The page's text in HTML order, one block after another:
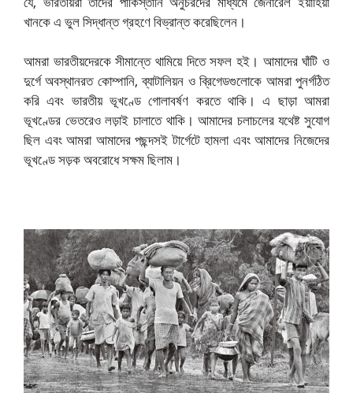
খানকে এ ভুল সিদ্ধান্ত গ্রহণে বিভ্রান্ত করেছিলেন।
আমরা ভারতীয়দেরকে সীমান্তে থামিয়ে দিতে সফল হই। আমাদের ঘাঁটি ও
দুর্গে অবস্থানরত কোম্পানি, ব্যাটালিয়ন ও ব্রিগেডগুলোকে আমরা পুনর্গঠিত
করি এবং ভারতীয় ভূখণ্ডে গোলাবর্ষণ করতে থাকি। এ ছাড়া আমরা
ভূখণ্ডের ভেতরেও লড়াই চালাতে থাকি। আমাদের চলাচলের যথেষ্ট সুযোগ
ছিল এবং আমরা আমাদের পছন্দসই টার্গেটে হামলা এবং আমাদের নিজেদের
ভূখণ্ডে সড়ক অবরোধে সক্ষম ছিলাম।